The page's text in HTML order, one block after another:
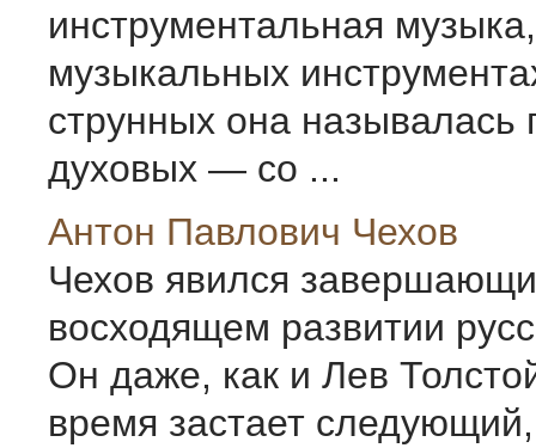
инструментальная
музыкальных
струнных она называлась
духовых — со ...
Антон Павлович Чехов
Чехов явился
восходящем развитии
Он даже, как и Лев
время застает следующий,